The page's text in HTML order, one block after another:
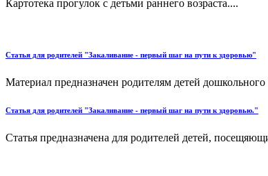
Картотека прогулок с детьми раннего возраста....
Статья для родителей "Закаливание - первый шаг на пути к здоровью"
Материал предназначен родителям детей дошкольного
Статья для родителей "Закаливание - первый шаг на пути к здоровью."
Статья предназначена для родителей детей,